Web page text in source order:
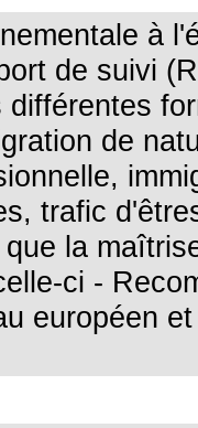
à
de suivi
de
trafic
la
ci -
européen